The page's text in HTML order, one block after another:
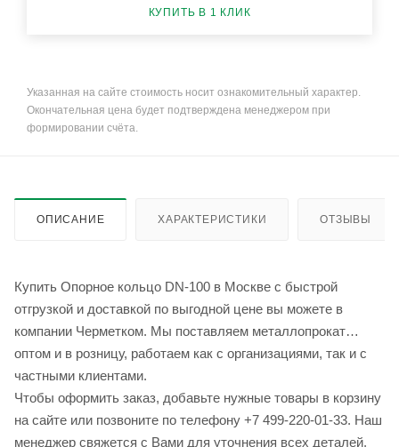
КУПИТЬ В 1 КЛИК
Указанная на сайте стоимость носит ознакомительный характер.
Окончательная цена будет подтверждена менеджером при
формировании счёта.
ОПИСАНИЕ ХАРАКТЕРИСТИКИ ОТЗЫВЫ
Купить Опорное кольцо DN-100 в Москве с быстрой
отгрузкой и доставкой по выгодной цене вы можете в
компании Черметком. Мы поставляем металлопрокат
оптом и в розницу, работаем как с организациями, так и с
частными клиентами.
Чтобы оформить заказ, добавьте нужные товары в корзину
на сайте или позвоните по телефону +7 499-220-01-33. Наш
менеджер свяжется с Вами для уточнения всех деталей.